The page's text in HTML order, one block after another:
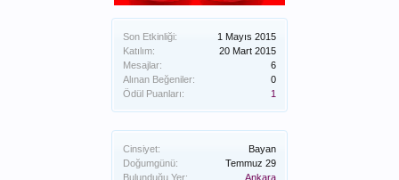
Son Etkinliği:
1 Mayıs 2015
Katılım:
20 Mart 2015
Mesajlar:
6
Alınan Beğeniler:
0
Ödül Puanları:
1
Cinsiyet:
Bayan
Doğumgünü:
Temmuz 29
Bulunduğu Yer:
Ankara